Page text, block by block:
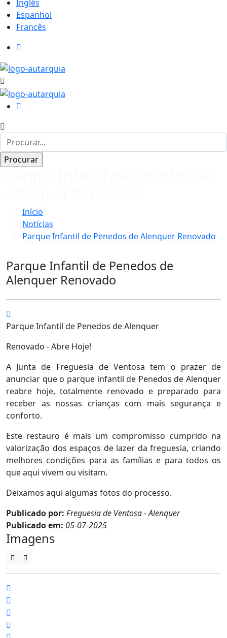
Inglês
Espanhol
Francês
Início
Notícias
Parque Infantil de Penedos de Alenquer Renovado
Parque Infantil de Penedos de
Alenquer Renovado
Parque Infantil de Penedos de Alenquer
Renovado - Abre Hoje!
A Junta de Freguesia de Ventosa tem o prazer de
anunciar que o parque infantil de Penedos de Alenquer
reabre hoje, totalmente renovado e preparado para
receber as nossas crianças com mais segurança e
conforto.
Este restauro é mais um compromisso cumprido na
valorização dos espaços de lazer da freguesia, criando
melhores condições para as famílias e para todos os
que aqui vivem ou visitam.
Deixamos aqui algumas fotos do processo.
Publicado por: Freguesia de Ventosa - Alenquer
Publicado em: 05-07-2025
Imagens